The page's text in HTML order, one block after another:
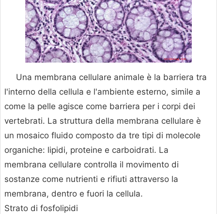
Una membrana cellulare animale è la barriera tra
l'interno della cellula e l'ambiente esterno, simile a
come la pelle agisce come barriera per i corpi dei
vertebrati. La struttura della membrana cellulare è
un mosaico fluido composto da tre tipi di molecole
organiche: lipidi, proteine e carboidrati. La
membrana cellulare controlla il movimento di
sostanze come nutrienti e rifiuti attraverso la
membrana, dentro e fuori la cellula.
Strato di fosfolipidi